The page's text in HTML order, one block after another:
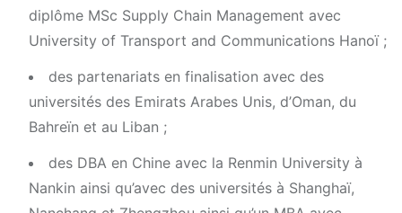
diplôme MSc Supply Chain Management avec
University of Transport and Communications Hanoï ;
des partenariats en finalisation avec des
universités des Emirats Arabes Unis, d’Oman, du
Bahreïn et au Liban ;
des DBA en Chine avec la Renmin University à
Nankin ainsi qu’avec des universités à Shanghaï,